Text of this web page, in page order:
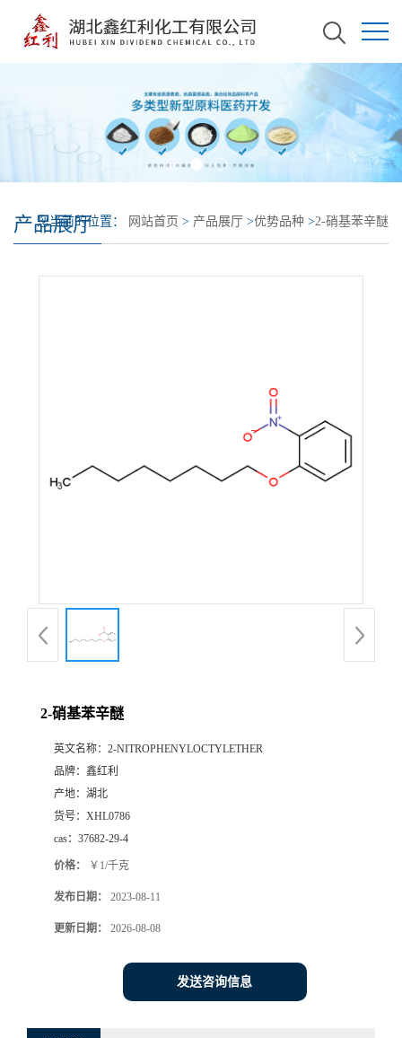
产品展厅
您当前的位置： 网站首页 > 产品展厅 >优势品种 >2-硝基苯辛醚
2-硝基苯辛醚
英文名称： 2-NITROPHENYLOCTYLETHER
品牌： 鑫红利
产地： 湖北
货号： XHL0786
cas： 37682-29-4
价格： ￥1/千克
发布日期： 2023-08-11
更新日期： 2026-08-08
发送咨询信息